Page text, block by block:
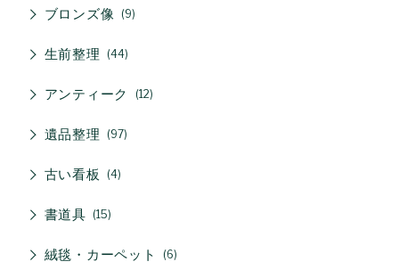
ブロンズ像 9
生前整理 44
アンティーク 12
遺品整理 97
古い看板 4
書道具 15
絨毯・カーペット 6